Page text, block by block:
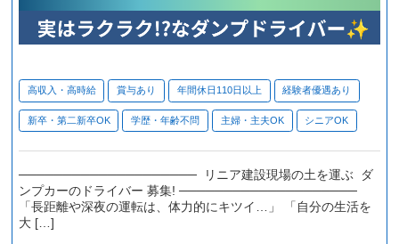
高収入・高時給 賞与あり 年間休日110日以上 経験者優遇あり
新卒・第二新卒OK 学歴・年齢不問 主婦・主夫OK シニアOK
──────────────────── リニア建設現場の土を運ぶ ダ
ンプカーのドライバー 募集! ────────────────────
「長距離や深夜の運転は、体力的にキツイ…」 「自分の生活を
大 […]